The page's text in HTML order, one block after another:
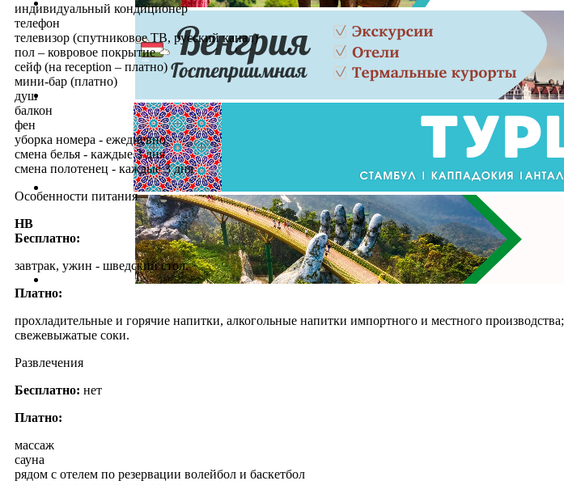
индивидуальный кондиционер
телефон
телевизор (спутниковое ТВ, русский канал)
пол – ковровое покрытие
сейф (на reception – платно)
мини-бар (платно)
душ
балкон
фен
уборка номера - ежедневно
смена белья - каждые 3 дня
смена полотенец - каждые 3 дня
Особенности питания
HB
Бесплатно:
завтрак, ужин - шведский стол.
Платно:
прохладительные и горячие напитки, алкогольные напитки импортного и местного производства;
cвежевыжатые соки.
Развлечения
Бесплатно: нет
Платно:
массаж
сауна
рядом с отелем по резервации волейбол и баскетбол